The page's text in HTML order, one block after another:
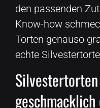
den passenden
Know-how
Torten genauso
echte